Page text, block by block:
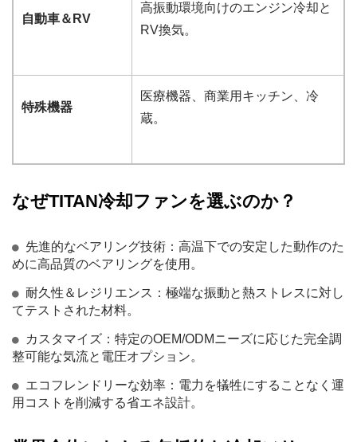
自動車＆RV
高振動環境向けのエンジン冷却と
RV換気。
特殊機器
医療機器、商業用キッチン、冷
蔵。
なぜTITAN冷却ファンを選ぶのか？
先進的なベアリング技術：高温下での安定した動作のた
めに高品質のベアリングを使用。
耐久性＆レジリエンス：極端な振動と熱ストレスに対し
てテストされた材料。
カスタマイズ：特定のOEM/ODMニーズに応じた完全調
整可能な気流と電圧オプション。
エコフレンドリーな効率：電力を犠牲にすることなく運
用コストを削減する省エネ設計。